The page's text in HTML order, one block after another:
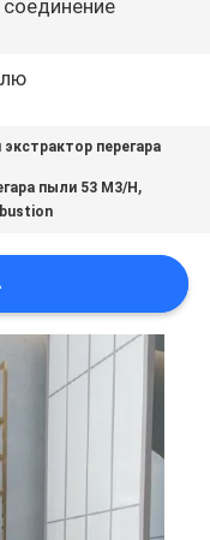
перегара
пыли 53 M3/H ,